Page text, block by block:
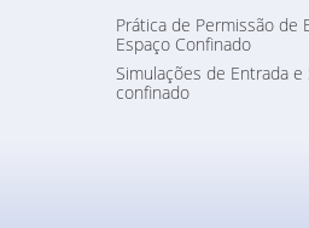
Prática de Permissão de
Espaço Confinado
Simulações de Entrada e
confinado